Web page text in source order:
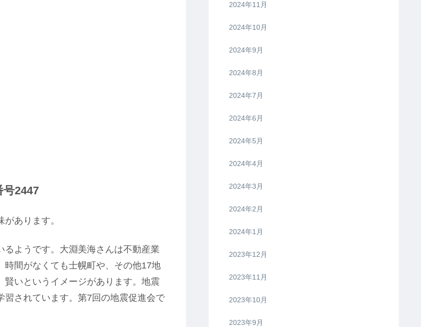
2447
あります。
ようです。大淵美海さんは不動産業
間がなくても士幌町や、その他17地
いというイメージがあります。地震
されています。第7回の地震促進会で
2024年11月
2024年10月
2024年9月
2024年8月
2024年7月
2024年6月
2024年5月
2024年4月
2024年3月
2024年2月
2024年1月
2023年12月
2023年11月
2023年10月
2023年9月